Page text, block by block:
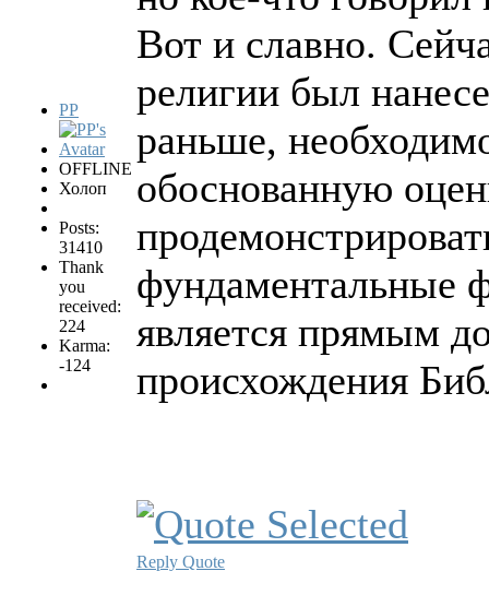
PP
OFFLINE
Холоп
Posts:
31410
Thank
you
received:
224
Karma:
-124
Вот и славно.
религии был
раньше,
обоснованную
фундаментальные
является прямым
происхождения
Reply Quote